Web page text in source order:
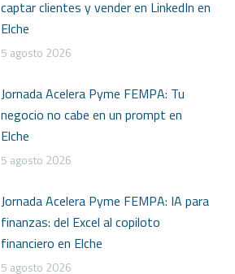
captar clientes y vender en LinkedIn en
Elche
5 agosto 2026
Jornada Acelera Pyme FEMPA: Tu
negocio no cabe en un prompt en
Elche
5 agosto 2026
Jornada Acelera Pyme FEMPA: IA para
finanzas: del Excel al copiloto
financiero en Elche
5 agosto 2026